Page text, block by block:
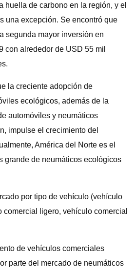
huella de carbono en la región, y el
una excepción. Se encontró que
segunda mayor inversión en
con alrededor de USD 55 mil
la creciente adopción de
ecológicos, además de la
automóviles y neumáticos
impulse el crecimiento del
América del Norte es el
grande de neumáticos ecológicos
por tipo de vehículo (vehículo
ligero, vehículo comercial
de vehículos comerciales
parte del mercado de neumáticos